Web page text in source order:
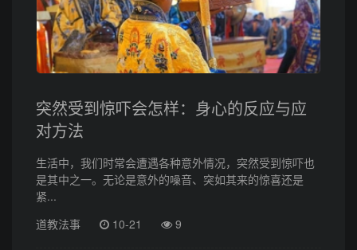
突然受到惊吓会怎样：身心的反应与应
对方法
生活中，我们时常会遭遇各种意外情况，突然受到惊吓也
是其中之一。无论是意外的噪音、突如其来的惊喜还是
紧...
道教法事
10-21 9